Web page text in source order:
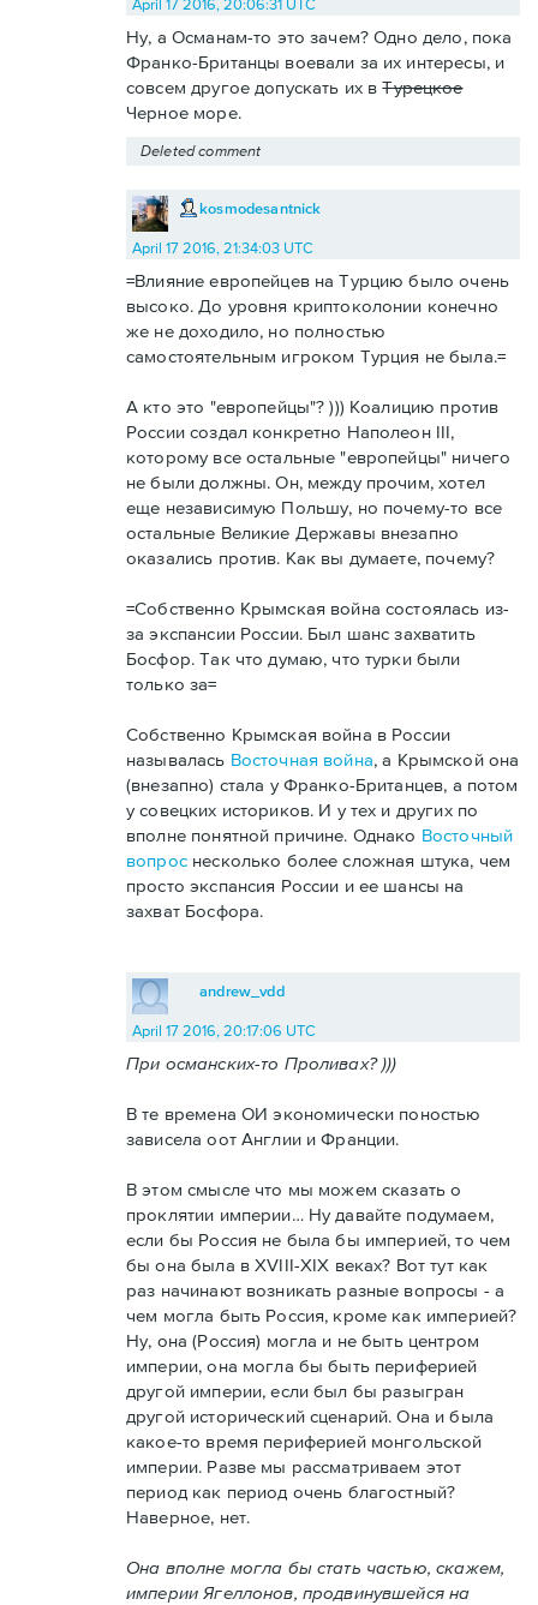
April 17 2016, 20:06:31 UTC
Ну, а Османам-то это зачем? Одно дело, пока
Франко-Британцы воевали за их интересы, и
совсем другое допускать их вТурецкое
Черное море.
Deleted comment
kosmodesantnick
April 17 2016, 21:34:03 UTC
=Влияние европейцев на Турцию было очень
высоко. До уровня криптоколонии конечно
же не доходило, но полностью
самостоятельным игроком Турция не была.=
А кто это "европейцы"? ))) Коалицию против
России создал конкретно Наполеон III,
которому все остальные "европейцы" ничего
не были должны. Он, между прочим, хотел
еще независимую Польшу, но почему-то все
остальные Великие Державы внезапно
оказались против. Как вы думаете, почему?
=Собственно Крымская война состоялась из-
за экспансии России. Был шанс захватить
Босфор. Так что думаю, что турки были
только за=
Собственно Крымская война в России
называлась Восточная война, а Крымской она
(внезапно) стала у Франко-Британцев, а потом
у совецких историков. И у тех и других по
вполне понятной причине. Однако Восточный
вопроснесколько более сложная штука, чем
просто экспансия России и ее шансы на
захват Босфора.
andrew_vdd
April 17 2016, 20:17:06 UTC
При османских-то Проливах? )))
В те времена ОИ экономически поностью
зависела оот Англии и Франции.
В этом смысле что мы можем сказать о
проклятии империи… Ну давайте подумаем,
если бы Россия не была бы империей, то чем
бы она была в XVIII-XIX веках? Вот тут как
раз начинают возникать разные вопросы - а
чем могла быть Россия, кроме как империей?
Ну, она (Россия) могла и не быть центром
империи, она могла бы быть периферией
другой империи, если был бы разыгран
другой исторический сценарий. Она и была
какое-то время периферией монгольской
империи. Разве мы рассматриваем этот
период как период очень благостный?
Наверное, нет.
Она вполне могла бы стать частью, скажем,
империи Ягеллонов, продвинувшейся на